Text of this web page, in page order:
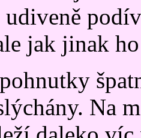
jak jinak
Na